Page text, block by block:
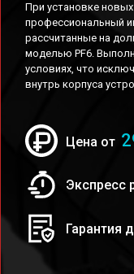
При установке
профессиональный
рассчитанные на
моделью PF6.
условиях, что
внутрь корпуса
Цена от
Экспресс
Гарантия